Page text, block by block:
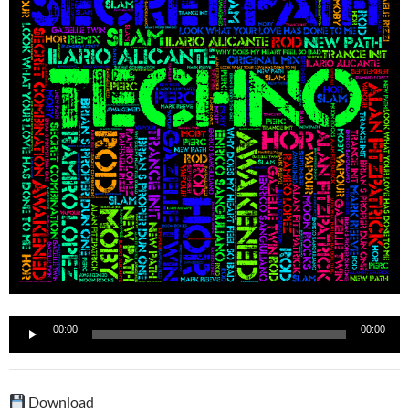
Reproductor
audio
00:00 00:00
Download